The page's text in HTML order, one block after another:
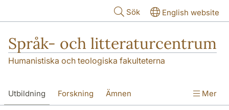
Sök English website
Språk- och litteraturcentrum
Humanistiska och teologiska fakulteterna
Utbildning Forskning Ämnen Mer